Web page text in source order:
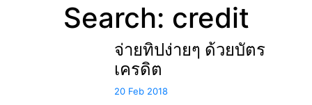
Search: credit
จ่ายทิปง่ายๆ ด้วยบัตร
เครดิต
20 Feb 2018